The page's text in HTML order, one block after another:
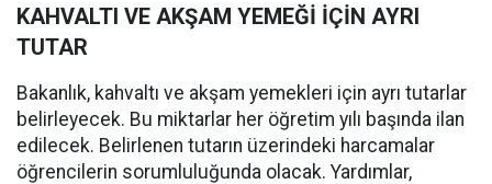
KAHVALTI VE AKŞAM YEMEĞİ İÇİN AYRI
TUTAR
Bakanlık, kahvaltı ve akşam yemekleri için ayrı tutarlar
belirleyecek. Bu miktarlar her öğretim yılı başında ilan
edilecek. Belirlenen tutarın üzerindeki harcamalar
öğrencilerin sorumluluğunda olacak. Yardımlar,